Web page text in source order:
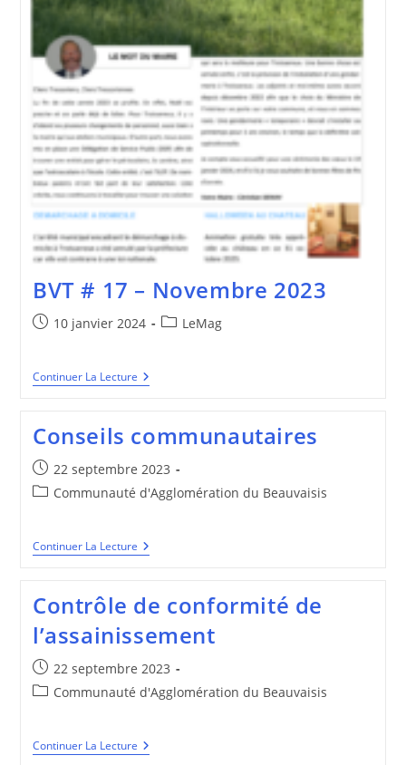
BVT # 17 – Novembre 2023
Publication
10 janvier 2024
PostLeMag
Continuer La LectureBVT
#
Novembre
2023
Conseils communautaires
Publication
publiée :
22 septembre 2023
PostCommunauté d'Agglomération du Beauvaisis
Continuer La LectureConseils
Communautaires
Contrôle de conformité de
l’assainissement
Publication
publiée :
22 septembre 2023
PostCommunauté d'Agglomération du Beauvaisis
Continuer La LectureContrôle
De